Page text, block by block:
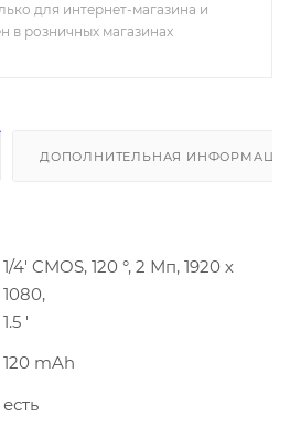
для интернет-магазина и
в розничных магазинах
ДОПОЛНИТЕЛЬНАЯ
1/4' CMOS, 120 °, 2 Мп, 1920 х
1080,
1.5 '
120 mAh
есть